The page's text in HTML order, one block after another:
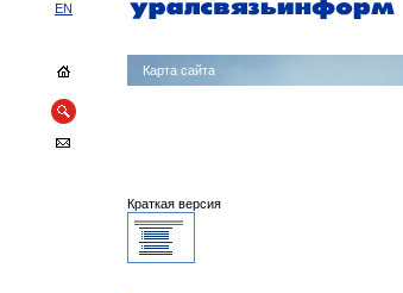
EN
Карта сайта
Краткая версия